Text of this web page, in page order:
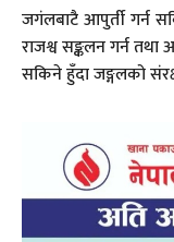
जगंलबाटै आपुर्ती गर्न
राजश्व सङ्कलन गर्न तथा
सकिने हुँदा जङ्गलको